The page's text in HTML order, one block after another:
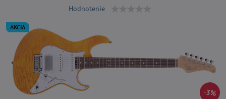
AKCIA
3%
Hodnotenie